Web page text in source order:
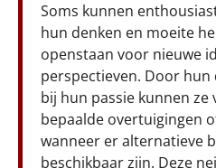
Soms kunnen
hun denken en moeite
openstaan voor nieuwe
perspectieven. Door
bij hun passie kunnen ze
bepaalde overtuigingen
wanneer er alternatieve
beschikbaar zijn. Deze